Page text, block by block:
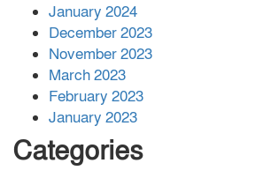
January 2024
December 2023
November 2023
March 2023
February 2023
January 2023
Categories